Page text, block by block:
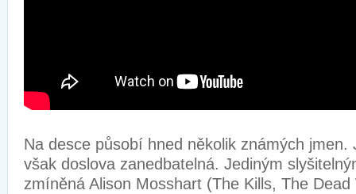
Na desce působí hned několik známých jmen.
však doslova zanedbatelná. Jediným
zmíněná Alison Mosshart (The Kills, The